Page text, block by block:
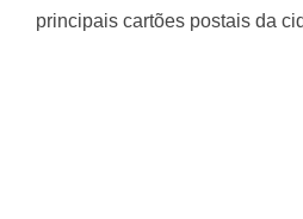
principais cartões postais da